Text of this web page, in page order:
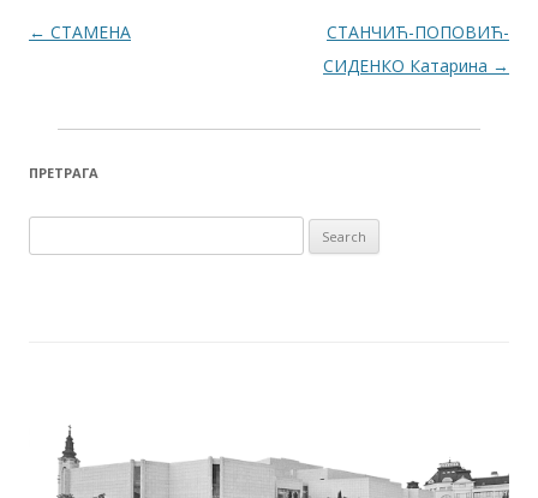
Post navigation
← СТАМЕНА
СТАНЧИЋ-ПОПОВИЋ-
СИДЕНКО Катарина →
ПРЕТРАГА